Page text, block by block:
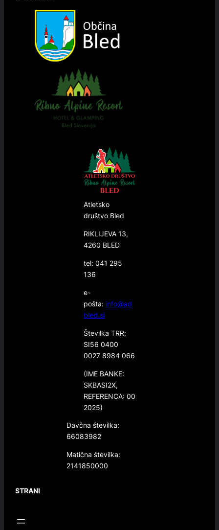
Atletsko
društvo Bled
RIKLIJEVA 13,
4260 BLED
tel: 041 295
136
e-
pošta: info@ad
bled.si
Številka TRR;
SI56 0400
0027 8984 066
(IME BANKE:
SKBASI2X,
REFERENCA: 00
2025)
Davčna številka:
66083982
Matična številka:
2141850000
STRANI